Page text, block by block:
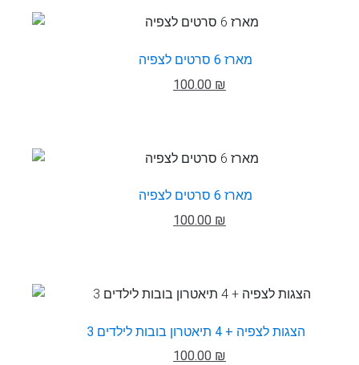
מארז 6 סרטים לצפיה
100.00 ₪
מארז 6 סרטים לצפיה
100.00 ₪
3 הצגות לצפיה + 4 תיאטרון בובות לילדים
100.00 ₪